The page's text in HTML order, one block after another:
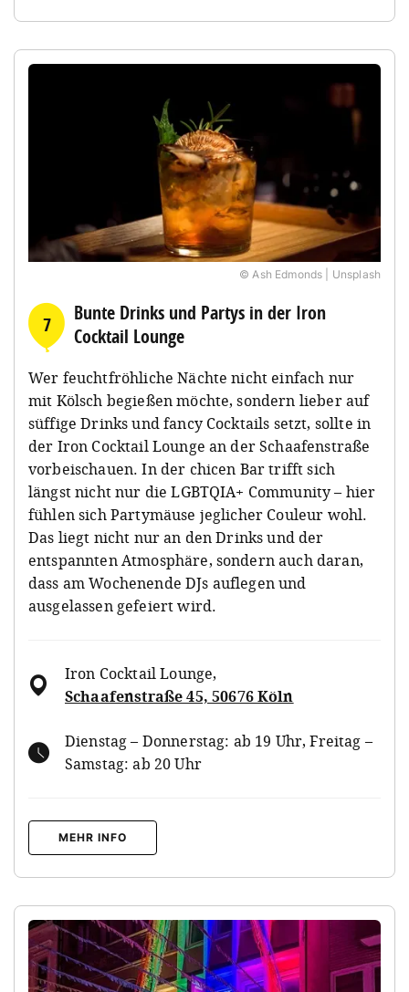
© Ash Edmonds | Unsplash
7
Bunte Drinks und Partys in der Iron
Cocktail Lounge
Wer feuchtfröhliche Nächte nicht einfach nur
mit Kölsch begießen möchte, sondern lieber auf
süffige Drinks und fancy Cocktails setzt, sollte in
der Iron Cocktail Lounge an der Schaafenstraße
vorbeischauen. In der chicen Bar trifft sich
längst nicht nur die LGBTQIA+ Community – hier
fühlen sich Partymäuse jeglicher Couleur wohl.
Das liegt nicht nur an den Drinks und der
entspannten Atmosphäre, sondern auch daran,
dass am Wochenende DJs auflegen und
ausgelassen gefeiert wird.
Iron Cocktail Lounge,
Schaafenstraße 45, 50676 Köln
Dienstag – Donnerstag: ab 19 Uhr, Freitag –
Samstag: ab 20 Uhr
MEHR INFO